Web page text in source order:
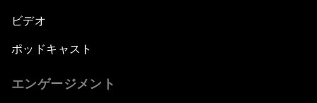
ビデオ
ポッドキャスト
エンゲージメント